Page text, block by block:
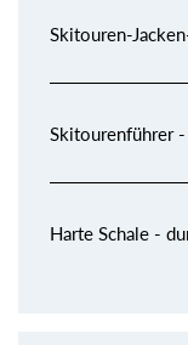
Skitouren-
Skitourenführer
Harte Schale -